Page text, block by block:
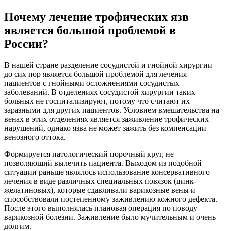
Почему лечение трофических язв
является большой проблемой в
России?
В нашей стране разделение сосудистой и гнойной хирургии
до сих пор является большой проблемой для лечения
пациентов с гнойными осложнениями сосудистых
заболеваний. В отделениях сосудистой хирургии таких
больных не госпитализируют, потому что считают их
заразными для других пациентов. Условием вмешательства на
венах в этих отделениях является заживление трофических
нарушений, однако язва не может зажить без компенсации
венозного оттока.
Формируется патологический порочный круг, не
позволяющий вылечить пациента. Выходом из подобной
ситуации раньше являлось использование консервативного
лечения в виде различных специальных повязок (цинк-
желатиновых), которые сдавливали варикозные вены и
способствовали постепенному заживлению кожного дефекта.
После этого выполнялась плановая операция по поводу
варикозной болезни. Заживление было мучительным и очень
долгим.